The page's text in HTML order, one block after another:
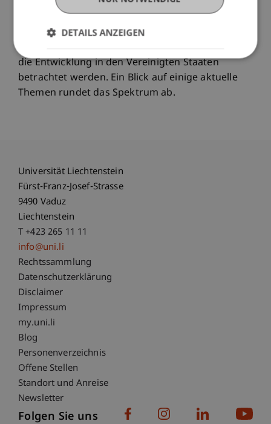
Produktgruppen.
Wie auch bei den vorherigen Veranstaltungen soll
die Entwicklung in den Vereinigten Staaten
betrachtet werden. Ein Blick auf einige aktuelle
Themen rundet das Spektrum ab.
Universität Liechtenstein
Fürst-Franz-Josef-Strasse
9490 Vaduz
Liechtenstein
T +423 265 11 11
info@uni.li
Fußzeile Rechtliche Hinweise
Rechtssammlung
Datenschutzerklärung
Disclaimer
Impressum
Fußzeile Subdomain-Verzeichnis
my.uni.li
Blog
Personenverzeichnis
Offene Stellen
Standort und Anreise
Newsletter
Folgen Sie uns
DETAILS ANZEIGEN